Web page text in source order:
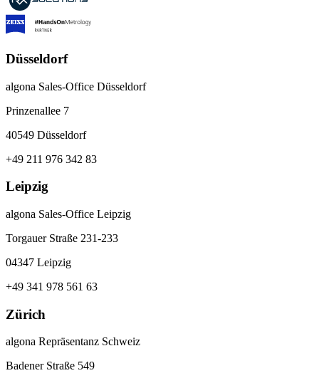
Düsseldorf
algona Sales-Office Düsseldorf
Prinzenallee 7
40549 Düsseldorf
+49 211 976 342 83
Leipzig
algona Sales-Office Leipzig
Torgauer Straße 231-233
04347 Leipzig
+49 341 978 561 63
Zürich
algona Repräsentanz Schweiz
Badener Straße 549